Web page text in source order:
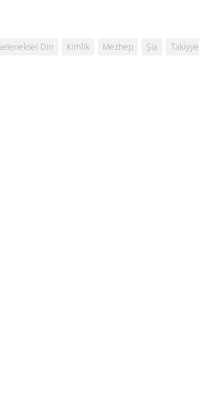
Din Kimlik Mezhep Şia Takiyye